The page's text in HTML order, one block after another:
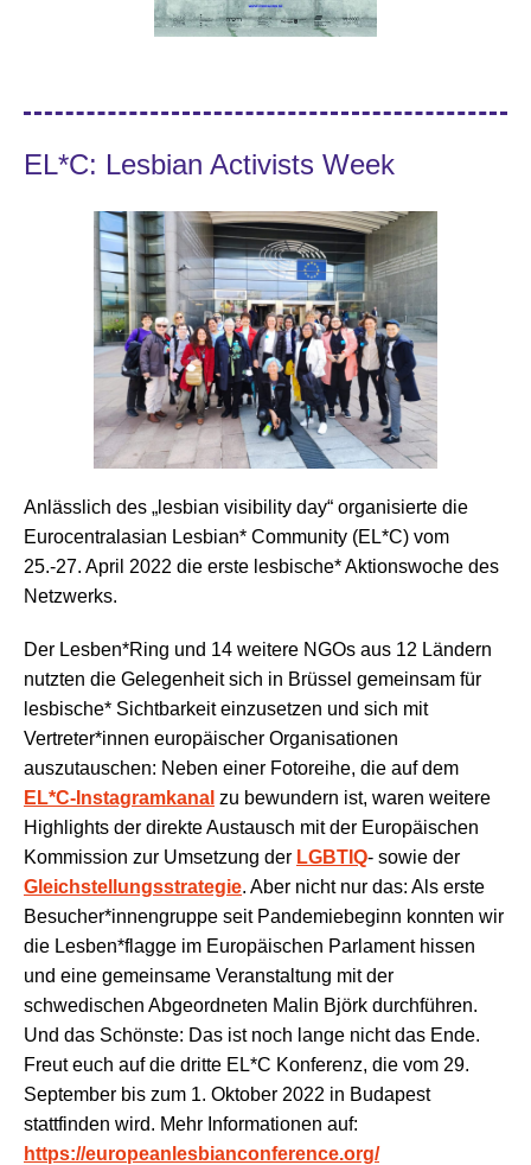
EL*C: Lesbian Activists Week
Anlässlich des „lesbian visibility day“ organisierte die
Eurocentralasian Lesbian* Community (EL*C) vom
25.-27. April 2022 die erste lesbische* Aktionswoche des
Netzwerks.
Der Lesben*Ring und 14 weitere NGOs aus 12 Ländern
nutzten die Gelegenheit sich in Brüssel gemeinsam für
lesbische* Sichtbarkeit einzusetzen und sich mit
Vertreter*innen europäischer Organisationen
auszutauschen: Neben einer Fotoreihe, die auf dem
EL*C-Instagramkanal zu bewundern ist, waren weitere
Highlights der direkte Austausch mit der Europäischen
Kommission zur Umsetzung der LGBTIQ- sowie der
Gleichstellungsstrategie. Aber nicht nur das: Als erste
Besucher*innengruppe seit Pandemiebeginn konnten wir
die Lesben*flagge im Europäischen Parlament hissen
und eine gemeinsame Veranstaltung mit der
schwedischen Abgeordneten Malin Björk durchführen.
Und das Schönste: Das ist noch lange nicht das Ende.
Freut euch auf die dritte EL*C Konferenz, die vom 29.
September bis zum 1. Oktober 2022 in Budapest
stattfinden wird. Mehr Informationen auf:
https://europeanlesbianconference.org/